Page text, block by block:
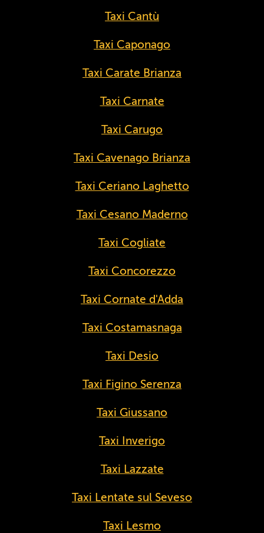
Taxi Cantù
Taxi Caponago
Taxi Carate Brianza
Taxi Carnate
Taxi Carugo
Taxi Cavenago Brianza
Taxi Ceriano Laghetto
Taxi Cesano Maderno
Taxi Cogliate
Taxi Concorezzo
Taxi Cornate d'Adda
Taxi Costamasnaga
Taxi Desio
Taxi Figino Serenza
Taxi Giussano
Taxi Inverigo
Taxi Lazzate
Taxi Lentate sul Seveso
Taxi Lesmo